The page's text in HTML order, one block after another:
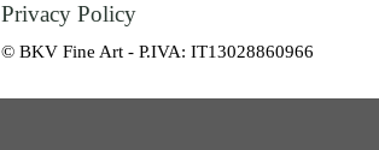
Privacy Policy
© BKV Fine Art - P.IVA: IT13028860966